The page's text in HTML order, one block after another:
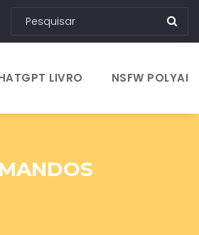
LIVRO NSFW POLYAI